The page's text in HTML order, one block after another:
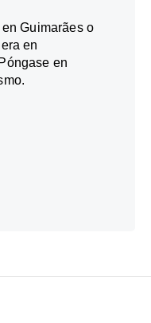
en Guimarães o
en
en